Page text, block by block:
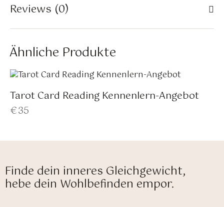
Reviews (0)
Ähnliche Produkte
Tarot Card Reading Kennenlern-Angebot
€35
Finde dein inneres Gleichgewicht,
hebe dein Wohlbefinden empor.